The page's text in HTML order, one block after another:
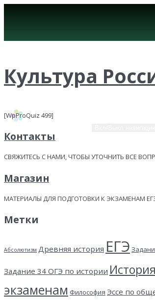
Культура
[WpProQuiz 499]
Контакты
СВЯЖИТЕСЬ С НАМИ, ЧТОБЫ УТОЧНИТЬ ВСЕ
Магазин
МАТЕРИАЛЫ ДЛЯ ПОДГОТОВКИ К ЭКЗАМЕНАМ
Метки
Абсолютизм Древняя история ЕГЭ
Задание 34 ОГЭ по истории История
экзаменам Философия Эссе по